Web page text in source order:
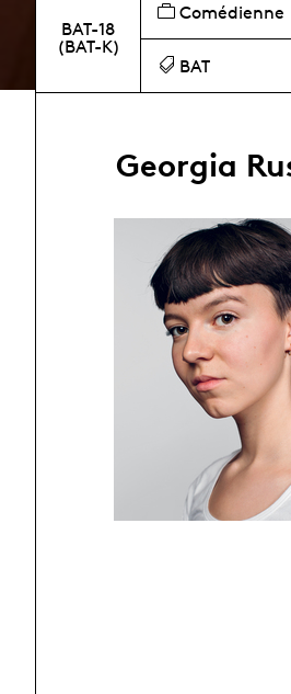
BAT-18
(BAT-K)
Comédienne
BAT
Georgia